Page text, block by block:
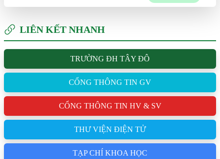
LIÊN KẾT NHANH
TRƯỜNG ĐH TÂY ĐÔ
CỔNG THÔNG TIN GV
CỔNG THÔNG TIN HV & SV
THƯ VIỆN ĐIỆN TỬ
TẠP CHÍ KHOA HỌC